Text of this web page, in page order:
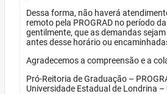
Dessa forma, não haverá
remoto pela PROGRAD no período
gentilmente, que as demandas
antes desse horário ou
Agradecemos a compreensão e a
Pró-Reitoria de Graduação –
Universidade Estadual de Londrina –